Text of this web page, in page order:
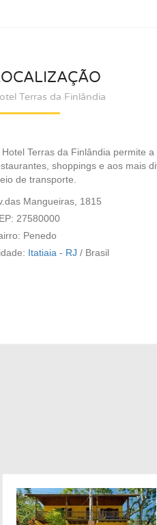
Terras da Finlândia
Hotel Terras da Finlândia permite
shoppings e aos mais
de transporte.
Mangueiras, 1815
27580000
Penedo
Itatiaia - RJ / Brasil